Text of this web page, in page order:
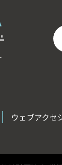
ウェブアクセ